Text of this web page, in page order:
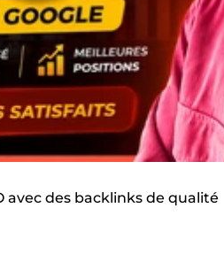
avec des backlinks de qualité